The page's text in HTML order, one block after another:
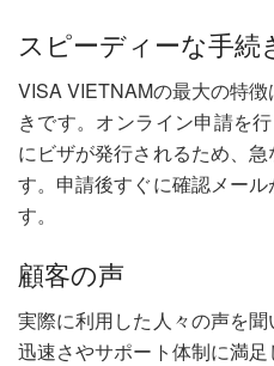
スピーディーな手続
VISA VIETNAMの最大の特
きです。オンライン申請を
にビザが発行されるため、
す。申請後すぐに確認メー
す。
顧客の声
実際に利用した人々の声を
迅速さやサポート体制に満